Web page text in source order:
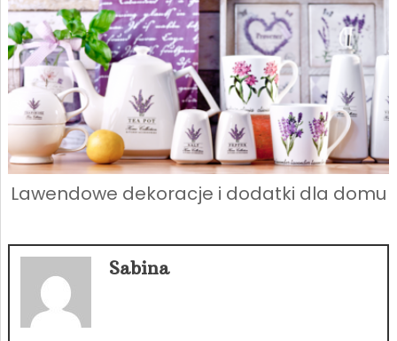
Lawendowe dekoracje i dodatki dla domu
Sabina